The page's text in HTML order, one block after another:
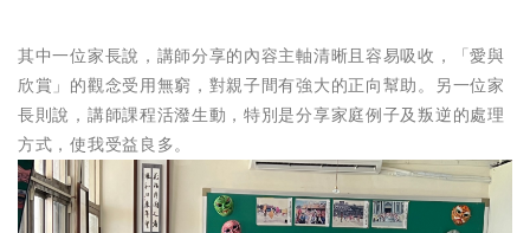
其中一位家長說，講師分享的內容主軸清晰且容易吸收，「愛與
欣賞」的觀念受用無窮，對親子間有強大的正向幫助。另一位家
長則說，講師課程活潑生動，特別是分享家庭例子及叛逆的處理
方式，使我受益良多。